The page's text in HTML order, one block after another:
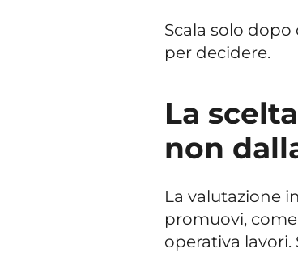
Scala solo
per decidere.
La
non
La valutazione
promuovi,
operativa